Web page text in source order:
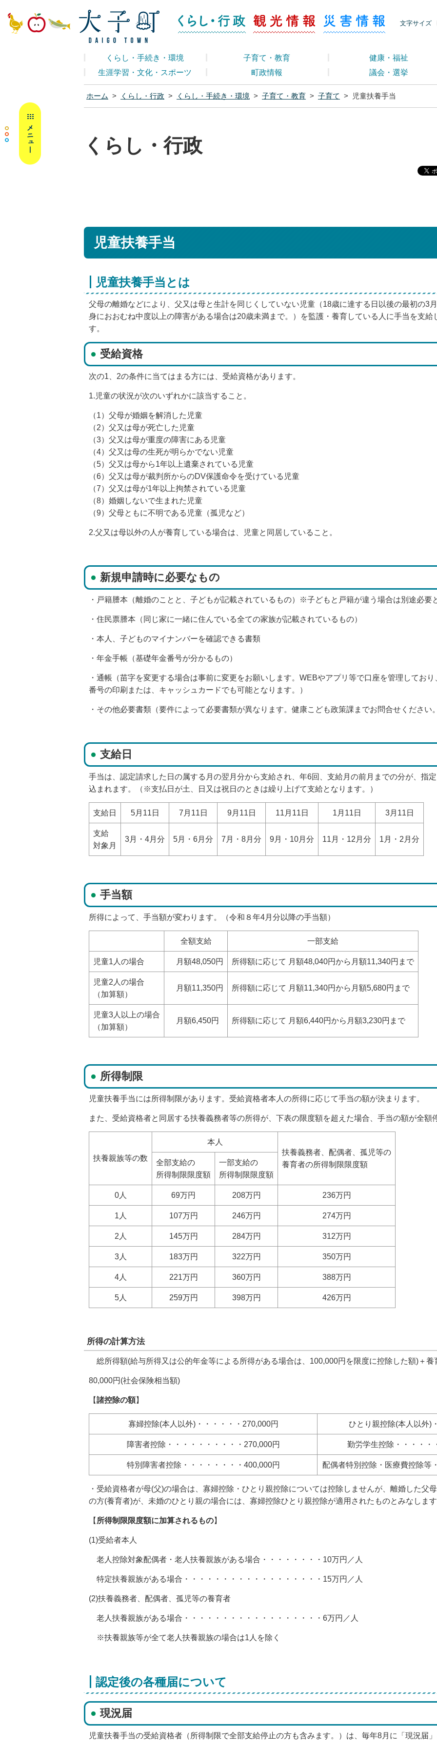
大子町ホームページ くらし・行政
文字サイズ
くらし・行政 観光情報 災害情報
くらし・手続き・環境 子育て・教育 健康・福祉
生涯学習・文化・スポーツ
町政情報 議会・選挙
ホーム > くらし・行政 > くらし・手続き・環境 > 子育て・教育 > 子育て > 児童扶養手当
くらし・行政
児童扶養手当
児童扶養手当とは
父母の離婚などにより、父又は母と生計を同じくしていない児童（18歳に達する日以後の最初の3
身におおむね中度以上の障害がある場合は20歳未満まで。）を監護・養育している人に手当を支
す。
受給資格
次の1、2の条件に当てはまる方には、受給資格があります。
1.児童の状況が次のいずれかに該当すること。
（1）父母が婚姻を解消した児童
（2）父又は母が死亡した児童
（3）父又は母が重度の障害にある児童
（4）父又は母の生死が明らかでない児童
（5）父又は母から1年以上遺棄されている児童
（6）父又は母が裁判所からのDV保護命令を受けている児童
（7）父又は母が1年以上拘禁されている児童
（8）婚姻しないで生まれた児童
（9）父母ともに不明である児童（孤児など）
2.父又は母以外の人が養育している場合は、児童と同居していること。
新規申請時に必要なもの
・戸籍謄本（離婚のことと、子どもが記載されているもの）※子どもと戸籍が違う場合は別途必要
・住民票謄本（同じ家に一緒に住んでいる全ての家族が記載されているもの）
・本人、子どものマイナンバーを確認できる書類
・年金手帳（基礎年金番号が分かるもの）
・通帳（苗字を変更する場合は事前に変更をお願いします。WEBやアプリ等で口座を管理してお
番号の印刷または、キャッシュカードでも可能となります。）
・その他必要書類（要件によって必要書類が異なります。健康こども政策課までお問合せください
支給日
手当は、認定請求した日の属する月の翌月分から支給され、年6回、支給月の前月までの分が、指
込まれます。（※支払日が土、日又は祝日のときは繰り上げて支給となります。）
支給日 5月11日 7月11日 9月11日 11月11日 1月11日 3月11日
支給
対象月
3月・4月分 5月・6月分 7月・8月分 9月・10月分 11月・12月分 1月・2月分
手当額
所得によって、手当額が変わります。（令和８年4月分以降の手当額）
全額支給 一部支給
児童1人の場合 月額48,050円 所得額に応じて 月額48,040円から月額11,340円まで
児童2人の場合
（加算額）
月額11,350円 所得額に応じて 月額11,340円から月額5,680円まで
児童3人以上の場合
（加算額）
月額6,450円 所得額に応じて 月額6,440円から月額3,230円まで
所得制限
児童扶養手当には所得制限があります。受給資格者本人の所得に応じて手当の額が決まります。
また、受給資格者と同居する扶養義務者等の所得が、下表の限度額を超えた場合、手当の額が全
扶養親族等の数
本人
扶養義務者、配偶者、孤児等の
養育者の所得制限限度額
全部支給の
所得制限限度額
一部支給の
所得制限限度額
0人 69万円 208万円 236万円
1人 107万円 246万円 274万円
2人 145万円 284万円 312万円
3人 183万円 322万円 350万円
4人 221万円 360万円 388万円
5人 259万円 398万円 426万円
所得の計算方法
総所得額(給与所得又は公的年金等による所得がある場合は、100,000円を限度に控除した額)＋養
80,000円(社会保険相当額)
【諸控除の額】
寡婦控除(本人以外)・・・・・・270,000円 ひとり親控除(本人以外)
障害者控除・・・・・・・・・・270,000円 勤労学生控除・・・・・
特別障害者控除・・・・・・・・400,000円 配偶者特別控除・医療費控除等
・受給資格者が母(父)の場合は、寡婦控除・ひとり親控除については控除しませんが、離婚した父
の方(養育者)が、未婚のひとり親の場合には、寡婦控除ひとり親控除が適用されたものとみなします
【 所得制限限度額に加算されるもの】
(1)受給者本人
老人控除対象配偶者・老人扶養親族がある場合・・・・・・・・10万円／人
特定扶養親族がある場合・・・・・・・・・・・・・・・・・・15万円／人
(2)扶養義務者、配偶者、孤児等の養育者
老人扶養親族がある場合・・・・・・・・・・・・・・・・・・6万円／人
※扶養親族等が全て老人扶養親族の場合は1人を除く
認定後の各種届について
現況届
児童扶養手当の受給資格者（所得制限で全部支給停止の方も含みます。）は、毎年8月に「現況届